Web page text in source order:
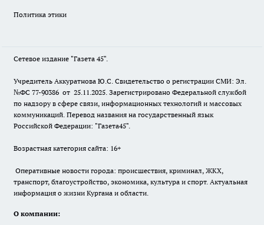
Политика этики
Сетевое издание "Газета 45".
Учредитель Аккуратнова Ю.С. Свидетельство о регистрации СМИ: Эл.
№ФС 77-90386 от 25.11.2025. Зарегистрировано Федеральной службой
по надзору в сфере связи, информационных технологий и массовых
коммуникаций. Перевод названия на государственный язык
Российской Федерации: "Газета45".
Возрастная категория сайта: 16+
Оперативные новости города: происшествия, криминал, ЖКХ,
транспорт, благоустройство, экономика, культура и спорт. Актуальная
информация о жизни Кургана и области.
О компании: